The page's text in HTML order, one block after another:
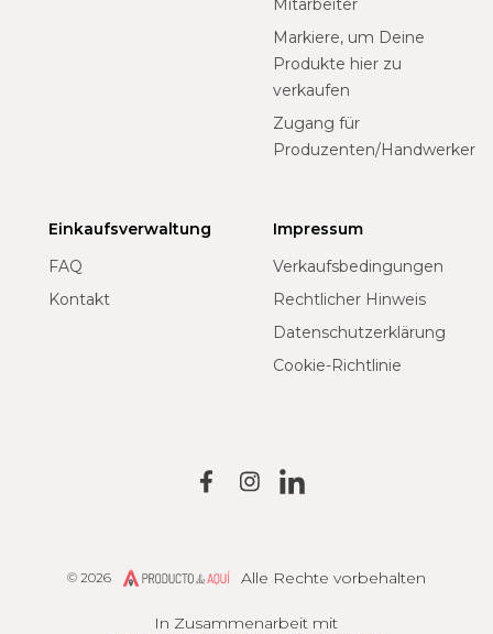
Markiere, um Deine
Produkte hier zu
verkaufen
Zugang für
Produzenten/Handwerker
Einkaufsverwaltung
FAQ
Kontakt
Impressum
Verkaufsbedingungen
Rechtlicher Hinweis
Datenschutzerklärung
Cookie-Richtlinie
In Zusammenarbeit mit
© 2026 Producto de AquíAlle Rechte vorbehalten